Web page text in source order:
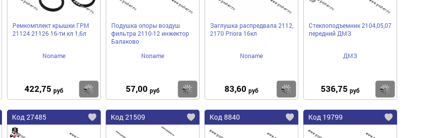
Купить
Ремкомплект крышки ГРМ
21124 21126 16-ти кл 1,6л
Noname
422,75 руб Купить
Подушка опоры воздуш
фильтра 2110-12 инжектор
Балаково
Noname
57,00 руб Купить
Заглушка распредвала 2112,
2170 Priora 16кл
Noname
83,60 руб Купить
Стеклоподъемник 2104,05,07
передний ДМЗ
ДМЗ
536,75 руб
Код 27485 Код 21509 Код 8840 Код 19799